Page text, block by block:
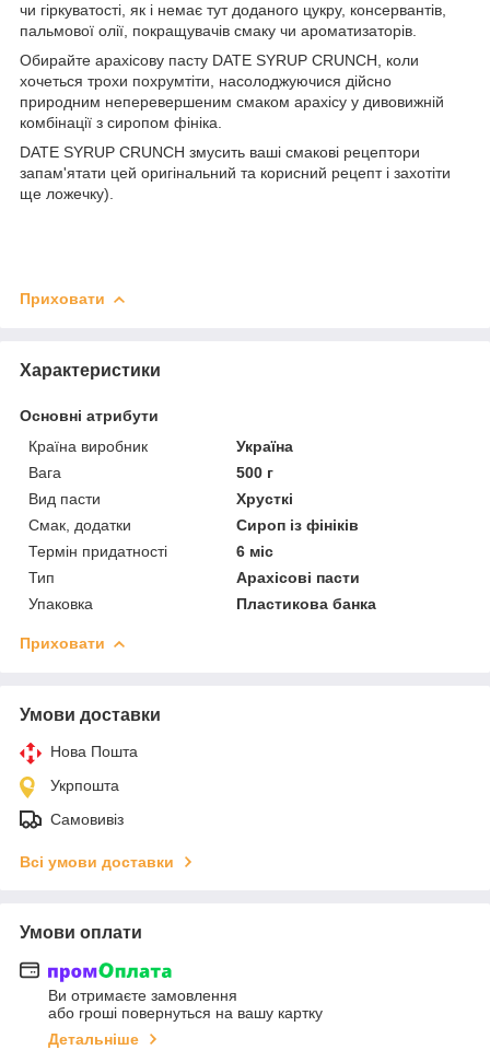
чи гіркуватості, як і немає тут доданого цукру, консервантів,
пальмової олії, покращувачів смаку чи ароматизаторів.
Обирайте арахісову пасту DATE SYRUP CRUNCH, коли
хочеться трохи похрумтіти, насолоджуючися дійсно
природним неперевершеним смаком арахісу у дивовижній
комбінації з сиропом фініка.
DATE SYRUP CRUNCH змусить ваші смакові рецептори
запам'ятати цей оригінальний та корисний рецепт і захотіти
ще ложечку).
Приховати
Характеристики
Основні атрибути
Країна виробник
Україна
Вага
500 г
Вид пасти
Хрусткі
Смак, додатки
Сироп із фініків
Термін придатності
6 міс
Тип
Арахісові пасти
Упаковка
Пластикова банка
Приховати
Умови доставки
Нова Пошта
Укрпошта
Самовивіз
Всі умови доставки
Умови оплати
Ви отримаєте замовлення
або гроші повернуться на вашу картку
Детальніше